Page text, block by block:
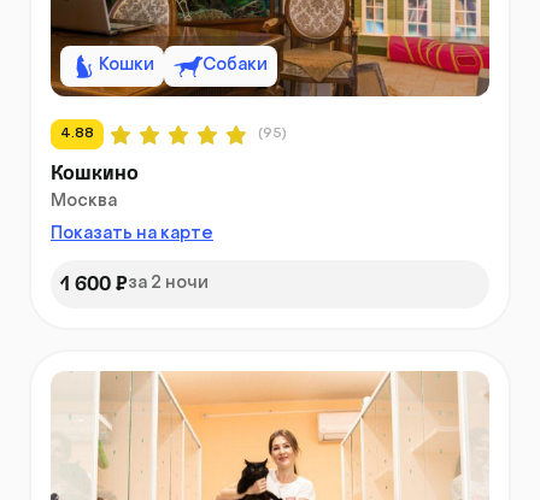
Кошки Собаки
4.88 (95)
Кошкино
Москва
Показать на карте
1 600 ₽за 2 ночи